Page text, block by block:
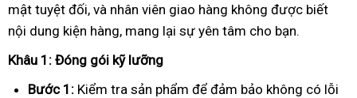
mật tuyệt đối, và nhân viên giao hàng không được biết
nội dung kiện hàng, mang lại sự yên tâm cho bạn.
Khâu 1: Đóng gói kỹ lưỡng
Bước 1: Kiểm tra sản phẩm để đảm bảo không có lỗi